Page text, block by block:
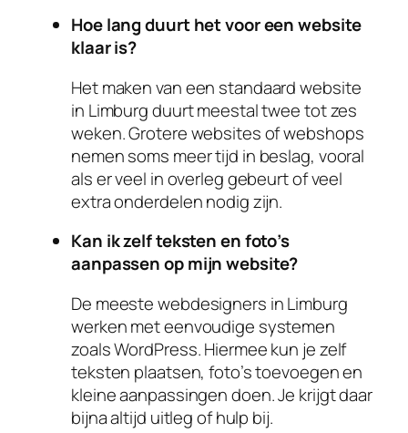
Hoe lang duurt het voor een website
klaar is?
Het maken van een standaard website
in Limburg duurt meestal twee tot zes
weken. Grotere websites of webshops
nemen soms meer tijd in beslag, vooral
als er veel in overleg gebeurt of veel
extra onderdelen nodig zijn.
Kan ik zelf teksten en foto’s
aanpassen op mijn website?
De meeste webdesigners in Limburg
werken met eenvoudige systemen
zoals WordPress. Hiermee kun je zelf
teksten plaatsen, foto’s toevoegen en
kleine aanpassingen doen. Je krijgt daar
bijna altijd uitleg of hulp bij.